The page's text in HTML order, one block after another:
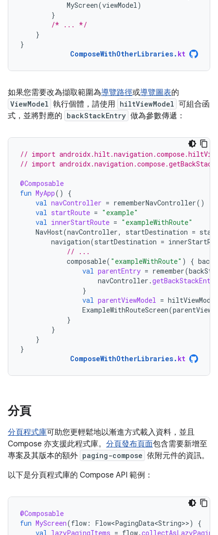
MyScreen(viewModel)
}
/* ... */
}
}
ComposeWithOtherLibraries. kt
如果您需要改為擷取範圍為導覽路徑或導覽圖表的
ViewModel 執行個體，請使用 hiltViewModel 可組合函
式，並將對應的 backStackEntry 做為參數傳遞：
// import
// import
@Composable
fun MyApp()
{
val navController = rememberNavController()
val startRoute = "example"
val innerStartRoute = "exampleWithRoute"
NavHost(navController, startDestination =
navigation(startDestination =
// ...
composable( "exampleWithRoute" ) {
val parentEntry = remember(
navController .getBackStackEntry
}
val parentViewModel =
ExampleWithRouteScreen(
}
}
}
}
ComposeWithOtherLibraries. kt
分頁
分頁程式庫可助您更輕鬆地以漸進方式載入資料，並且
Compose 亦支援此程式庫。 分頁發布頁面包含需要新增至
專案及其版本的額外 paging-compose 依附元件的資訊。
以下是分頁程式庫的 Compose API 範例：
@Composable
fun MyScreen(flow : Flow<PagingData<String>>)
{
val lazyPagingItems = flow.